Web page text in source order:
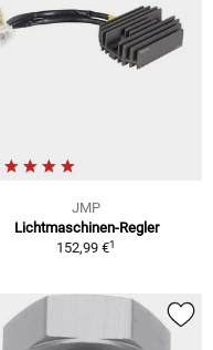
JMP
Lichtmaschinen-Regler
152,99 €1